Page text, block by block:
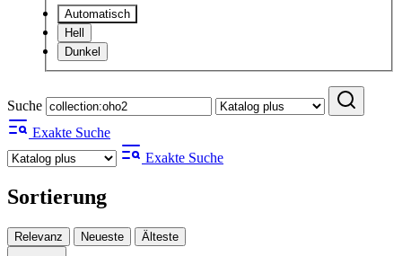
Automatisch
Hell
Dunkel
Suche
Exakte Suche
Exakte Suche
Sortierung
Relevanz Neueste Älteste